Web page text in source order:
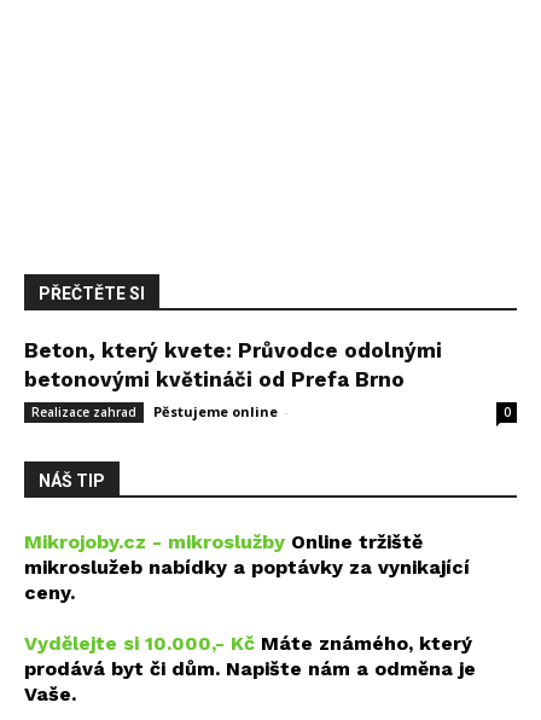
PŘEČTĚTE SI
Beton, který kvete: Průvodce odolnými
betonovými květináči od Prefa Brno
Realizace zahrad Pěstujeme online - 0
NÁŠ TIP
Mikrojoby.cz - mikroslužby Online tržiště
mikroslužeb nabídky a poptávky za vynikající
ceny.
Vydělejte si 10.000,- Kč Máte známého, který
prodává byt či dům. Napište nám a odměna je
Vaše.